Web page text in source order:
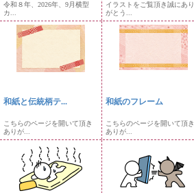
令和８年、2026年、9月横型
カ...
イラストをご覧頂き誠にあり
がとう...
和紙と伝統柄テ...
こちらのページを開いて頂き
ありが...
和紙のフレーム
こちらのページを開いて頂き
ありが...